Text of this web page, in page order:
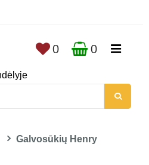
0 0
Galvosūkių Henry